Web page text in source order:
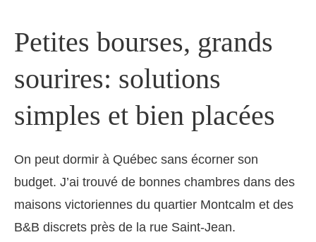
Petites bourses, grands
sourires: solutions
simples et bien placées
On peut dormir à Québec sans écorner son
budget. J’ai trouvé de bonnes chambres dans des
maisons victoriennes du quartier Montcalm et des
B&B discrets près de la rue Saint-Jean.